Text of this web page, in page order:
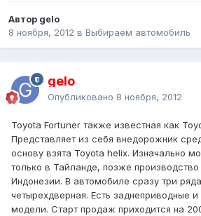
Автор gelo
8 ноября, 2012 в Выбираем автомобиль
gelo
Опубликовано 8 ноября, 2012
Toyota Fortuner также известная как
Представляет из себя внедорожник
основу взята Toyota helix. Изначально
только в Тайланде, позже производство
Индонезии. В автомобиле сразу три
четырехдверная. Есть заднеприводные
модели. Старт продаж приходится на